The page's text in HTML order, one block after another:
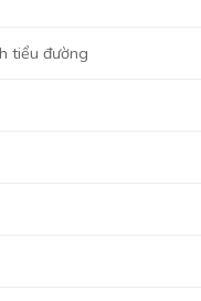
tiểu đường